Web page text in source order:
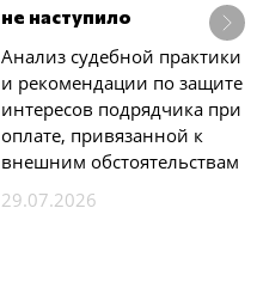
не наступило
Анализ судебной практики
и рекомендации по защите
интересов подрядчика при
оплате, привязанной к
внешним обстоятельствам
29.07.2026